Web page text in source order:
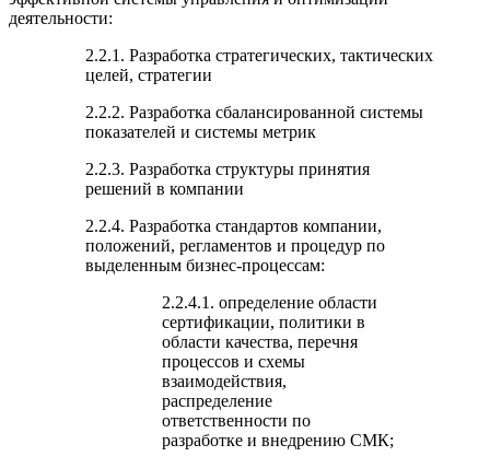
деятельности:
2.2.1. Разработка стратегических, тактических
целей, стратегии
2.2.2. Разработка сбалансированной системы
показателей и системы метрик
2.2.3. Разработка структуры принятия
решений в компании
2.2.4. Разработка стандартов компании,
положений, регламентов и процедур по
выделенным бизнес-процессам:
2.2.4.1. определение области
сертификации, политики в
области качества, перечня
процессов и схемы
взаимодействия,
распределение
ответственности по
разработке и внедрению СМК;